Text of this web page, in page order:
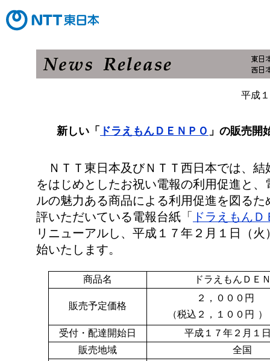
平成
新しい「 ドラえもんＤＥＮＰＯ 」の販売開
ＮＴＴ東日本及びＮＴＴ西日本では、結
をはじめとしたお祝い電報の利用促進と、
ルの魅力ある商品による利用促進を図るた
評いただいている電報台紙「
ドラえもん
リニューアルし、平成１７年２月１日（火
始いたします。
商品名 ドラえもんＤＥ
販売予定価格
２，０００円
（税込２，１００円
）
受付・配達開始日
平成１７年２月１
販売地域
全国